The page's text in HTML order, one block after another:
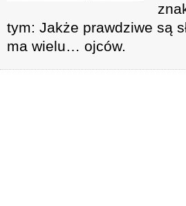
tym: Jakże prawdziwe są
ma wielu… ojców.